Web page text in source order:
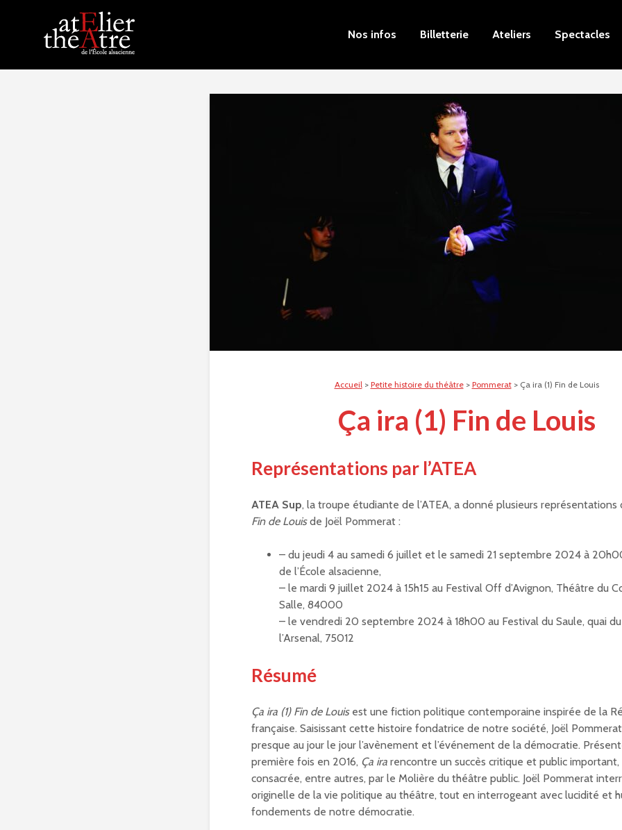
Nos infos Billetterie Ateliers Spectacles
Accueil> Petite histoire du théâtre> Pommerat> Ça ira (1) Fin de Louis
Ça ira (1) Fin de Louis
Représentations par l’ATEA
ATEA Sup, la troupe étudiante de l’ATEA, a donné plusieurs représentations
Fin de Louisde Joël Pommerat :
– du jeudi 4 au samedi 6 juillet et le samedi 21 septembre 2024 à
de l’École alsacienne,
– le mardi 9 juillet 2024 à 15h15 au Festival Off d’Avignon, Théâtre du
Salle, 84000
– le vendredi 20 septembre 2024 à 18h00 au Festival du Saule, quai
l’Arsenal, 75012
Résumé
Ça ira (1) Fin de Louis est une fiction politique contemporaine inspirée de la
française. Saisissant cette histoire fondatrice de notre société, Joël
presque au jour le jour l’avènement et l’événement de la démocratie.
première fois en 2016, Ça ira rencontre un succès critique et public
consacrée, entre autres, par le Molière du théâtre public. Joël Pommerat
originelle de la vie politique au théâtre, tout en interrogeant avec lucidité et
fondements de notre démocratie.